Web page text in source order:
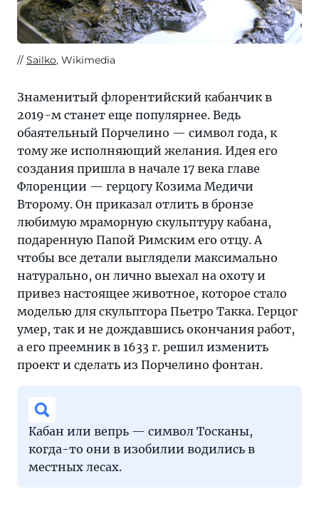
Sailko, Wikimedia
Знаменитый флорентийский кабанчик в
2019-м станет еще популярнее. Ведь
обаятельный Порчелино — символ года, к
тому же исполняющий желания. Идея его
создания пришла в начале 17 века главе
Флоренции — герцогу Козима Медичи
Второму. Он приказал отлить в бронзе
любимую мраморную скульптуру кабана,
подаренную Папой Римским его отцу. А
чтобы все детали выглядели максимально
натурально, он лично выехал на охоту и
привез настоящее животное, которое стало
моделью для скульптора Пьетро Такка. Герцог
умер, так и не дождавшись окончания работ,
а его преемник в 1633 г. решил изменить
проект и сделать из Порчелино фонтан.
Кабан или вепрь — символ Тосканы,
когда-то они в изобилии водились в
местных лесах.